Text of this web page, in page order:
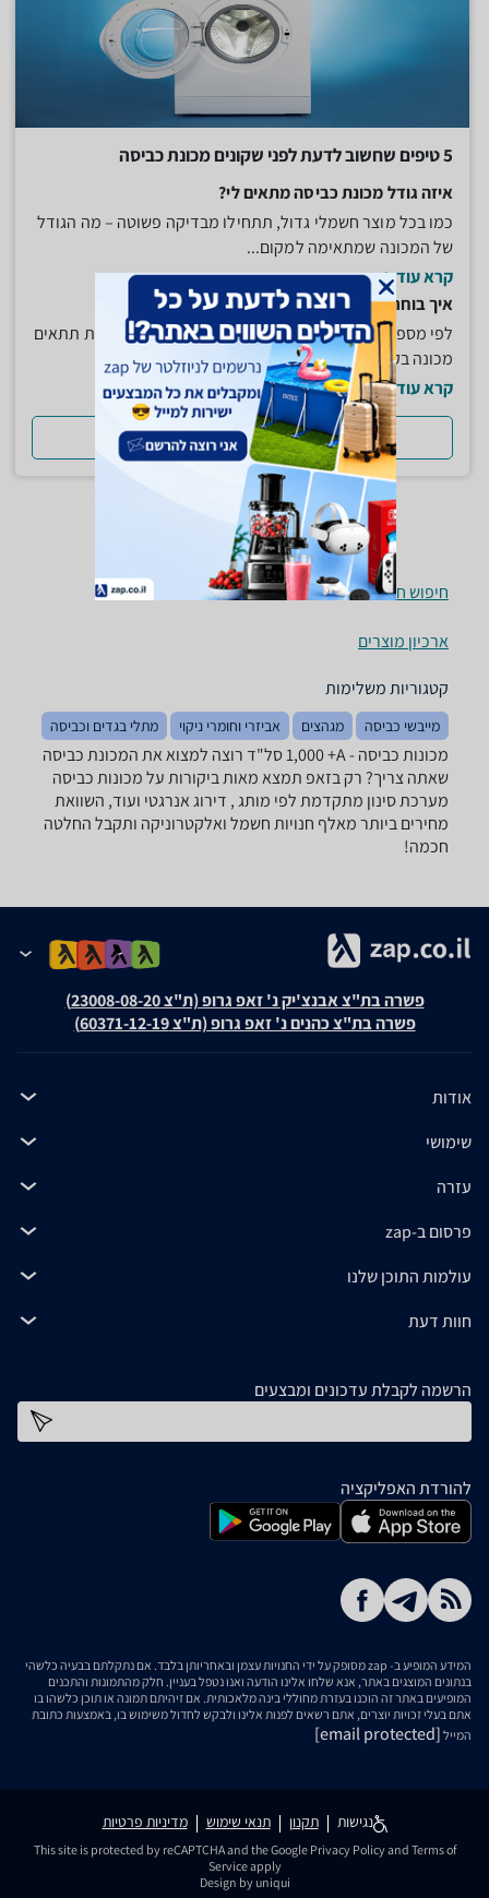
5 טיפים שחשוב לדעת לפני שקונים מכונת כביסה
איזה גודל מכונת כביסה מתאים לי?
כמו בכל מוצר חשמלי גדול, תתחילו מבדיקה פשוטה – מה הגודל
של המכונה שמתאימה למקום...
קרא עוד
איך בוחרים את הקיבולת של המכונה?
לפי מספר הנפשות שיש במשפחה. לבית עם 3 או 4 נפשות תתאים
מכונה בקיבולת של 5 או 6...
קרא עוד
למדריך המלא
חיפוש חנויות מכונות כביסה לפי עיר
ארכיון מוצרים
קטגוריות משלימות
מייבשי כביסה מגהצים אביזרי וחומרי ניקוי מתלי בגדים וכביסה
מכונות כביסה - ‏A+ ‏1,000 ‏סל"ד רוצה למצוא את המכונת כביסה
שאתה צריך? רק בזאפ תמצא מאות ביקורות על מכונות כביסה
מערכת סינון מתקדמת לפי מותג , דירוג אנרגטי ועוד, השוואת
מחירים ביותר מאלף חנויות חשמל ואלקטרוניקה ותקבל החלטה
חכמה!
פשרה בת"צ אבנצ'יק נ' זאפ גרופ (ת"צ 23008-08-20)
פשרה בת"צ כהנים נ' זאפ גרופ (ת"צ 60371-12-19)
אודות
שימושי
עזרה
פרסום ב-zap
עולמות התוכן שלנו
חוות דעת
הרשמה לקבלת עדכונים ומבצעים
להורדת האפליקציה
המידע המופיע ב- zap מסופק על ידי החנויות עצמן ובאחריותן בלבד. אם נתקלתם בבעיה כלשהי
בנתונים המוצגים באתר, אנא שלחו אלינו הודעה ואנו נטפל בעניין. חלק מהתמונות והתכנים
המופיעים באתר זה הוכנו בעזרת מחוללי בינה מלאכותית. אם זיהיתם תמונה או תוכן כלשהו בו
אתם בעלי זכויות יוצרים, אתם רשאים לפנות אלינו ולבקש לחדול משימוש בו, באמצעות כתובת
המייל [email protected]
נגישות תקנון תנאי שימוש מדיניות פרטיות
This site is protected by reCAPTCHA and the Google Privacy Policyand Terms of
Serviceapply
Design by uniqui